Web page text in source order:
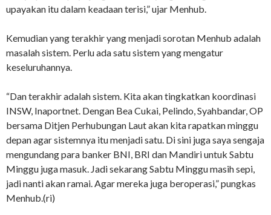
upayakan itu dalam keadaan terisi,” ujar Menhub.
Kemudian yang terakhir yang menjadi sorotan Menhub adalah
masalah sistem. Perlu ada satu sistem yang mengatur
keseluruhannya.
“Dan terakhir adalah sistem. Kita akan tingkatkan koordinasi
INSW, Inaportnet. Dengan Bea Cukai, Pelindo, Syahbandar, OP
bersama Ditjen Perhubungan Laut akan kita rapatkan minggu
depan agar sistemnya itu menjadi satu. Di sini juga saya sengaja
mengundang para banker BNI, BRI dan Mandiri untuk Sabtu
Minggu juga masuk. Jadi sekarang Sabtu Minggu masih sepi,
jadi nanti akan ramai. Agar mereka juga beroperasi,” pungkas
Menhub.(ri)